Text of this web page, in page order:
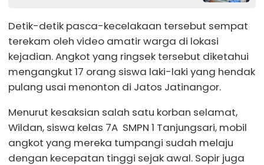
Detik-detik pasca-kecelakaan tersebut sempat
terekam oleh video amatir warga di lokasi
kejadian. Angkot yang ringsek tersebut diketahui
mengangkut 17 orang siswa laki-laki yang hendak
pulang usai menonton di Jatos Jatinangor.
Menurut kesaksian salah satu korban selamat,
Wildan, siswa kelas 7A SMPN 1 Tanjungsari, mobil
angkot yang mereka tumpangi sudah melaju
dengan kecepatan tinggi sejak awal. Sopir juga